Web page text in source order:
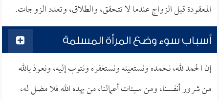
المعقودة قبل الزواج عندما لا تتحقق، والطلاق، وتعدد الزوجات.
أسباب سوء وضع المرأة المسلمة
إن الحمد لله، نحمده ونستعينه ونستغفره ونتوب إليه، ونعوذ بالله
من شرور أنفسنا، ومن سيئات أعمالنا، من يهده الله فلا مضل له،